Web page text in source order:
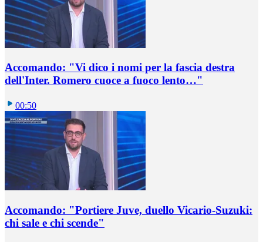
Accomando: "Vi dico i nomi per la fascia destra
dell'Inter. Romero cuoce a fuoco lento…"
00:50
Accomando: "Portiere Juve, duello Vicario-Suzuki:
chi sale e chi scende"